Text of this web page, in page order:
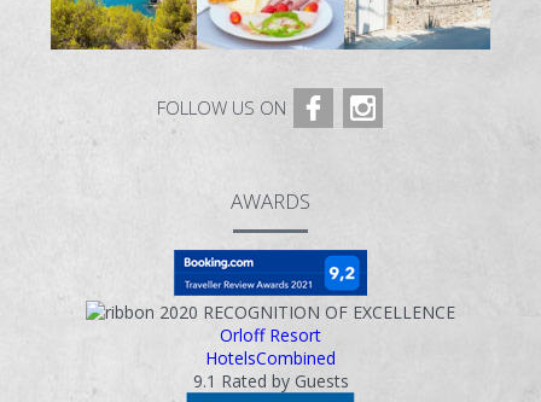
FOLLOW US ON
AWARDS
2020 RECOGNITION OF EXCELLENCE
Orloff Resort
HotelsCombined
9.1 Rated by Guests